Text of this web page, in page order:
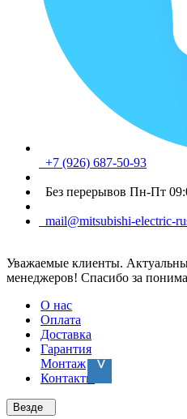
+7 (926) 687-50-93
Без перерывов Пн-Пт
mail@mitsubishi-electric-
Уважаемые клиенты.
менеджеров! Спасибо за
О нас
Оплата
Доставка
Гарантия
Монтаж
Контакты
Везде